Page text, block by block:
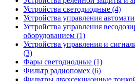
Устройства светодиодные (4)
Устройства управления
Устройства управления
оборудованием (1)
Устройства управления и
(3)
Фары светодиодные (1)
Фильтр радиопомех (6)
Фильтры двухсекционные